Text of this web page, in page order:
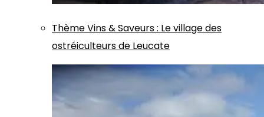
ThèmeVins & Saveurs: Le village des
ostréiculteurs de Leucate